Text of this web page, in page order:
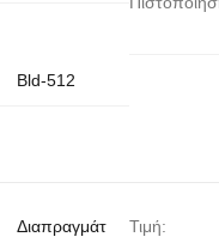
Bld-512
Διαπραγμάτ
Τιμή: